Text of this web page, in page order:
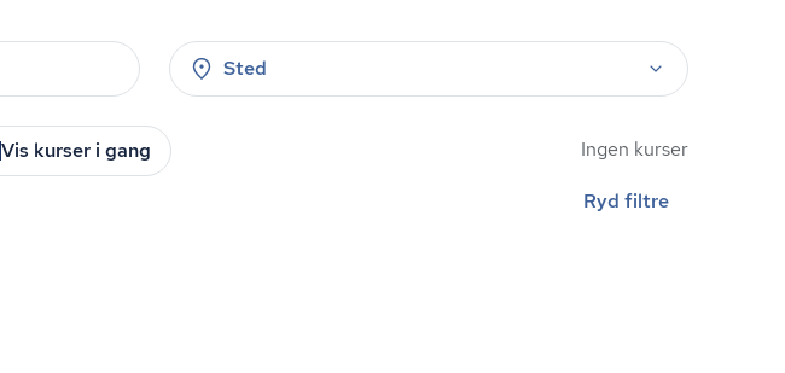
Sted
Vis kurser i gang Ingen kurser
Ryd filtre